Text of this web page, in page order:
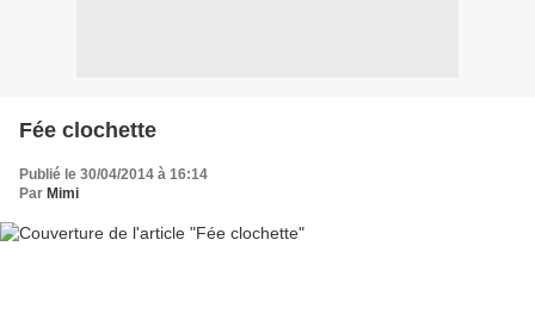
Fée clochette
Publié le 30/04/2014 à 16:14
Par Mimi